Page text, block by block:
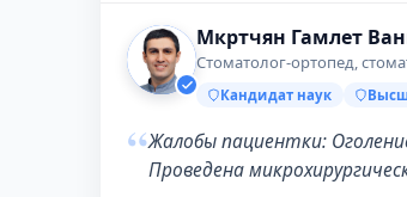
Мкртчян Гамлет
Стоматолог-ортопед,
Кандидат наук
“Жалобы пациентки:
Проведена